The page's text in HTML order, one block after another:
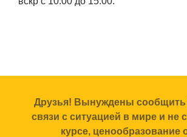
Друзья! Вынуждены сообщить
связи с ситуацией в мире и не
курсе, ценообразование